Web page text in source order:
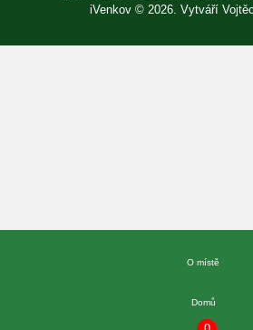
iVenkov © 2026. Vytváří
O místě
Domů